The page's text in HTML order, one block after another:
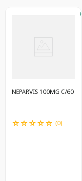
NEPARVIS 100MG C/60
☆☆☆☆☆ (0)